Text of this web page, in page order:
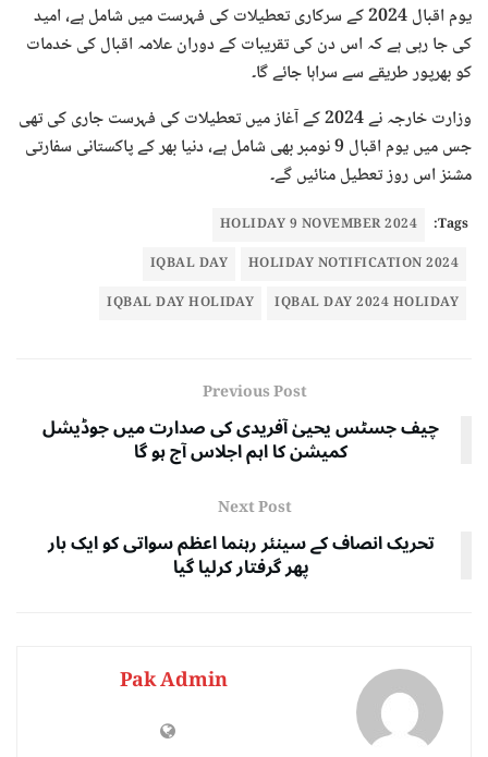
یوم اقبال 2024 کے سرکاری تعطیلات کی فہرست میں شامل ہے، امید
کی جا رہی ہے کہ اس دن کی تقریبات کے دوران علامہ اقبال کی خدمات
کو بھرپور طریقے سے سراہا جائے گا۔
وزارت خارجہ نے 2024 کے آغاز میں تعطیلات کی فہرست جاری کی تھی
جس میں یوم اقبال 9 نومبر بھی شامل ہے، دنیا بھر کے پاکستانی سفارتی
مشنز اس روز تعطیل منائیں گے۔
Tags:
HOLIDAY 9 NOVEMBER 2024
HOLIDAY NOTIFICATION 2024
IQBAL DAY
IQBAL DAY 2024 HOLIDAY
IQBAL DAY HOLIDAY
Previous Post
چیف جسٹس یحییٰ آفریدی کی صدارت میں جوڈیشل
کمیشن کا اہم اجلاس آج ہو گا
Next Post
تحریک انصاف کے سینئر رہنما اعظم سواتی کو ایک بار
پھر گرفتار کرلیا گیا
Pak Admin